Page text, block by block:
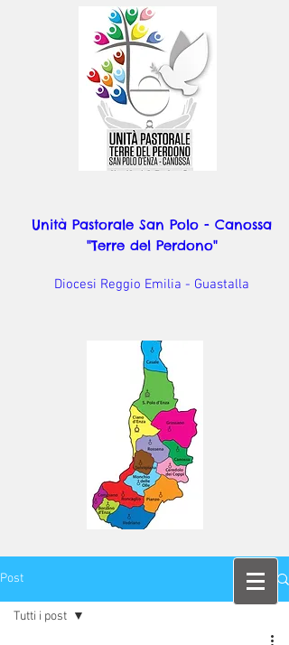
Unità Pastorale San Polo - Canossa
"Terre del Perdono"
Diocesi Reggio Emilia - Guastalla
Post
Tutti i post